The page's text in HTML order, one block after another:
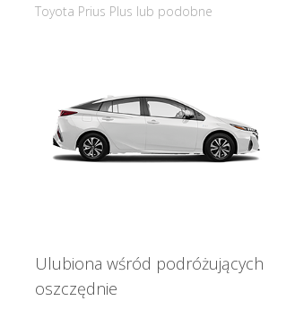
Toyota Prius Plus lub podobne
Ulubiona wśród podróżujących
oszczędnie